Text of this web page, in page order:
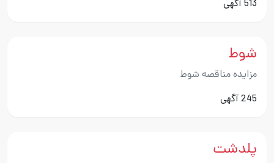
513 آگهی
شوط
مزایده مناقصه شوط
245 آگهی
پلدشت